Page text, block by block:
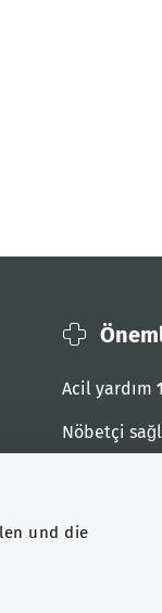
und die
Acil yardım
Nöbetçi
Acil cagri